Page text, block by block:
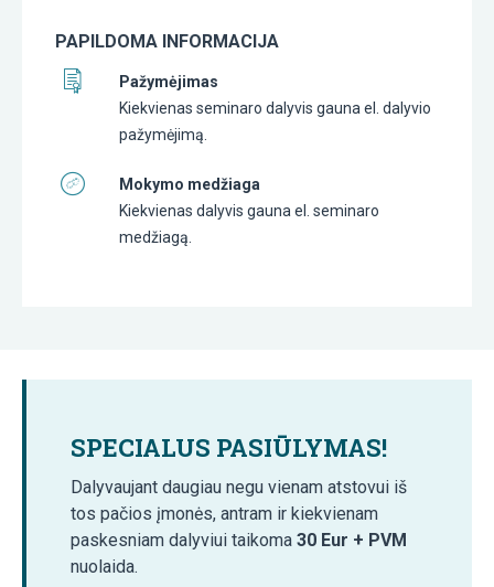
PAPILDOMA INFORMACIJA
Pažymėjimas
Kiekvienas seminaro dalyvis gauna el. dalyvio
pažymėjimą.
Mokymo medžiaga
Kiekvienas dalyvis gauna el. seminaro
medžiagą.
SPECIALUS PASIŪLYMAS!
Dalyvaujant daugiau negu vienam atstovui iš
tos pačios įmonės, antram ir kiekvienam
paskesniam dalyviui taikoma 30 Eur + PVM
nuolaida.